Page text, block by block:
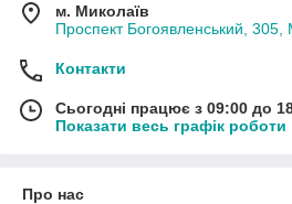
м. Миколаїв
Проспект Богоявленський, 305,
Контакти
Сьогодні працює з 09:00 до
Показати весь графік роботи
Про нас